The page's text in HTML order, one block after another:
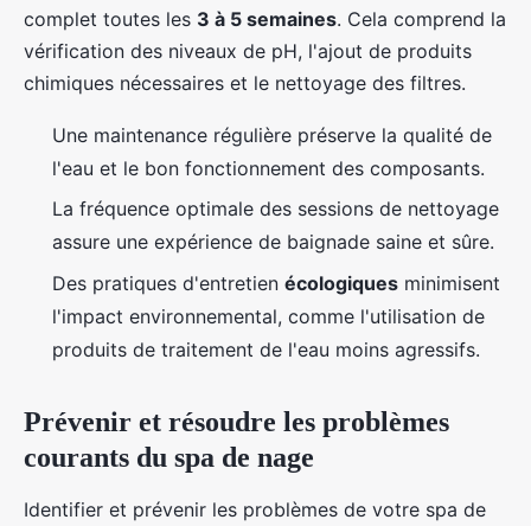
complet toutes les 3 à 5 semaines. Cela comprend la
vérification des niveaux de pH, l'ajout de produits
chimiques nécessaires et le nettoyage des filtres.
Une maintenance régulière préserve la qualité de
l'eau et le bon fonctionnement des composants.
La fréquence optimale des sessions de nettoyage
assure une expérience de baignade saine et sûre.
Des pratiques d'entretien écologiques minimisent
l'impact environnemental, comme l'utilisation de
produits de traitement de l'eau moins agressifs.
Prévenir et résoudre les problèmes
courants du spa de nage
Identifier et prévenir les problèmes de votre spa de